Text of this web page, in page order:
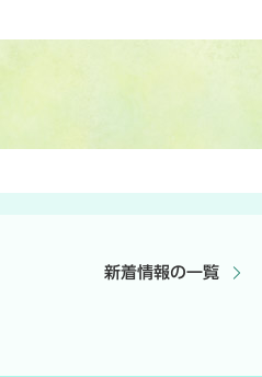
新着情報の一覧